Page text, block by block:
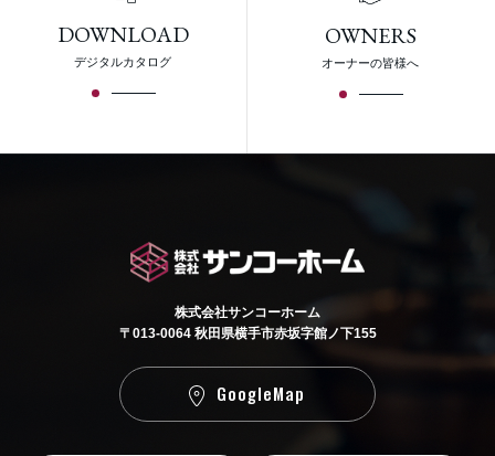
DOWNLOAD
デジタルカタログ
OWNERS
オーナーの皆様へ
株式会社サンコーホーム
〒013-0064 秋田県横手市赤坂字館ノ下155
GoogleMap